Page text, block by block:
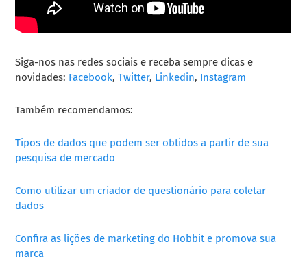
Siga-nos nas redes sociais e receba sempre dicas e
novidades: Facebook, Twitter, Linkedin, Instagram
Também recomendamos:
Tipos de dados que podem ser obtidos a partir de sua
pesquisa de mercado
Como utilizar um criador de questionário para coletar
dados
Confira as lições de marketing do Hobbit e promova sua
marca